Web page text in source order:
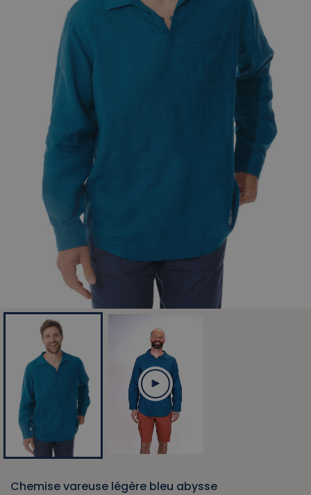
Chemise vareuse légère bleu abysse